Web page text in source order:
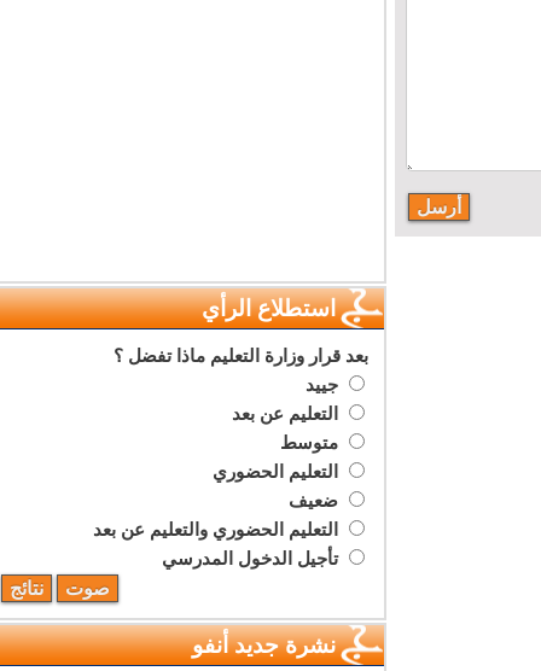
استطلاع الرأي
بعد قرار وزارة التعليم ماذا تفضل ؟
جييد
التعليم عن بعد
متوسط
التعليم الحضوري
ضعيف
التعليم الحضوري والتعليم عن بعد
تأجيل الدخول المدرسي
نشرة جديد أنفو